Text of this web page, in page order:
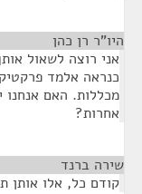
היו"ר רן כהן
אני רוצה לשאול
כנראה אלמד
מכללות. האם אנחנו
אחרות?
שירה ברנד
קודם כל, אלו אותן